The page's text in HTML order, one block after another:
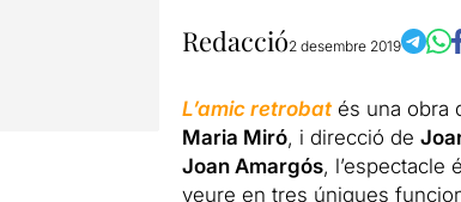
Redacció2 desembre 2019
L’amic retrobat és una obra
Maria Miró, i direcció de
Joan Amargós, l’espectacle
veure en tres úniques